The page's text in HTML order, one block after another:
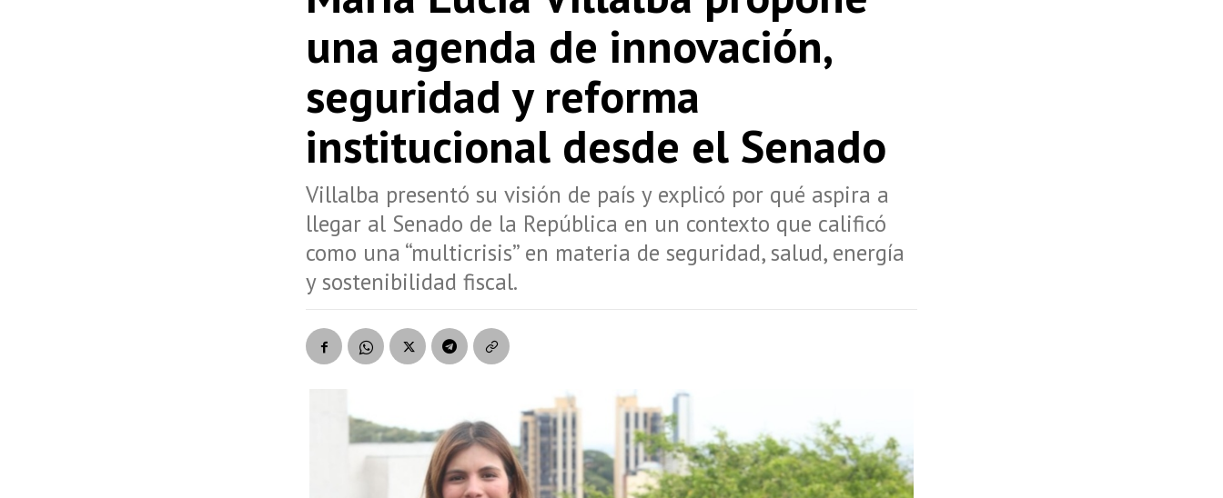
una agenda de innovación,
seguridad y reforma
institucional desde el Senado
Villalba presentó su visión de país y explicó por qué aspira a
llegar al Senado de la República en un contexto que calificó
como una “multicrisis” en materia de seguridad, salud, energía
y sostenibilidad fiscal.